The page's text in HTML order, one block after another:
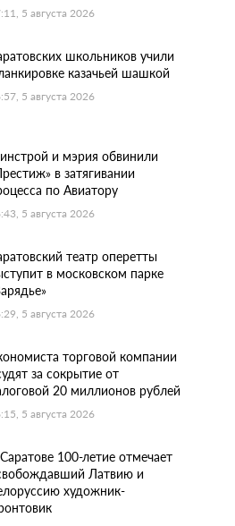
5 августа 2026
школьников учили
казачьей шашкой
5 августа 2026
и мэрия обвинили
в затягивании
по Авиатору
5 августа 2026
театр оперетты
в московском парке
5 августа 2026
торговой компании
за сокрытие от
20 миллионов рублей
5 августа 2026
100-летие отмечает
Латвию и
художник-